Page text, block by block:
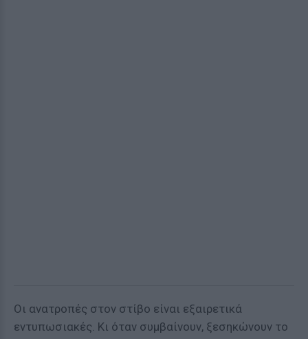
Οι ανατροπές στον στίβο είναι εξαιρετικά
εντυπωσιακές. Κι όταν συμβαίνουν, ξεσηκώνουν το